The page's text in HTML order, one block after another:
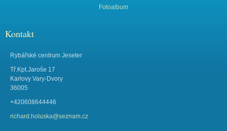
Fotoalbum
Kontakt
Rybářské centrum Jeseter
Tř.Kpt.Jaroše 17
Karlovy Vary-Dvory
36005
+420608644446
richard.holuska@seznam.cz